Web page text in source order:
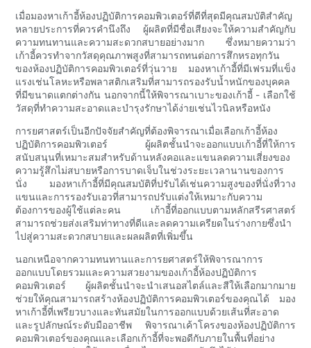
เมื่อมองหาเก้าอี้ห้องปฏิบัติการคอมพิวเตอร์ที่ดีที่สุดมีคุณสมบัติสำคัญ
หลายประการที่ควรคำนึงถึง ผู้ผลิตที่มีชื่อเสียงจะให้ความสำคัญกับ
ความทนทานและความสะดวกสบายอย่างมาก ซึ่งหมายความว่า
เก้าอี้ควรทำจากวัสดุคุณภาพสูงที่สามารถทนต่อการสึกหรอทุกวัน
ของห้องปฏิบัติการคอมพิวเตอร์ที่วุ่นวาย มองหาเก้าอี้ที่มีเฟรมที่แข็ง
แรงเช่นโลหะหรือพลาสติกเสริมที่สามารถรองรับน้ำหนักของบุคคล
ที่มีขนาดแตกต่างกัน นอกจากนี้ให้พิจารณาเบาะของเก้าอี้ - เลือกใช้
วัสดุที่ทำความสะอาดและบำรุงรักษาได้ง่ายเช่นไวนิลหรือหนัง
การยศาสตร์เป็นอีกปัจจัยสำคัญที่ต้องพิจารณาเมื่อเลือกเก้าอี้ห้อง
ปฏิบัติการคอมพิวเตอร์ ผู้ผลิตชั้นนำจะออกแบบเก้าอี้ที่ให้การ
สนับสนุนที่เหมาะสมสำหรับด้านหลังคอและแขนลดความเสี่ยงของ
ความรู้สึกไม่สบายหรือการบาดเจ็บในช่วงระยะเวลานานของการ
นั่ง มองหาเก้าอี้ที่มีคุณสมบัติที่ปรับได้เช่นความสูงของที่นั่งที่วาง
แขนและการรองรับเอวที่สามารถปรับแต่งให้เหมาะกับความ
ต้องการของผู้ใช้แต่ละคน เก้าอี้ที่ออกแบบตามหลักสรีรศาสตร์
สามารถช่วยส่งเสริมท่าทางที่ดีและลดความเครียดในร่างกายซึ่งนำ
ไปสู่ความสะดวกสบายและผลผลิตที่เพิ่มขึ้น
นอกเหนือจากความทนทานและการยศาสตร์ให้พิจารณาการ
ออกแบบโดยรวมและความสวยงามของเก้าอี้ห้องปฏิบัติการ
คอมพิวเตอร์ ผู้ผลิตชั้นนำจะนำเสนอสไตล์และสีให้เลือกมากมาย
ช่วยให้คุณสามารถสร้างห้องปฏิบัติการคอมพิวเตอร์ของคุณได้ มอง
หาเก้าอี้ที่เพรียวบางและทันสมัยในการออกแบบด้วยเส้นที่สะอาด
และรูปลักษณ์ระดับมืออาชีพ พิจารณาเค้าโครงของห้องปฏิบัติการ
คอมพิวเตอร์ของคุณและเลือกเก้าอี้ที่จะพอดีกับภายในพื้นที่อย่าง